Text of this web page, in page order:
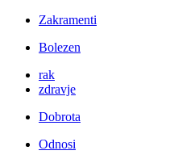
Zakramenti
Bolezen
rak
zdravje
Dobrota
Odnosi